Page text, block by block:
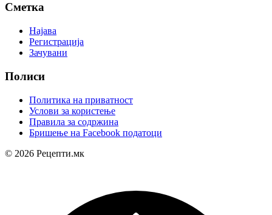
Сметка
Најава
Регистрација
Зачувани
Полиси
Политика на приватност
Услови за користење
Правила за содржина
Бришење на Facebook податоци
© 2026 Рецепти.мк